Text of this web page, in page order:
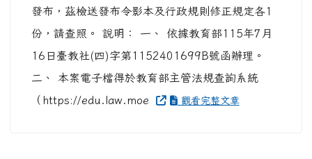
發布，茲檢送發布令影本及行政規則修正規定各1
份，請查照。 說明： 一、 依據教育部115年7月
16日臺教社(四)字第1152401699B號函辦理。
二、 本案電子檔得於教育部主管法規查詢系統
（https://edu.law.moe
觀看完整文章